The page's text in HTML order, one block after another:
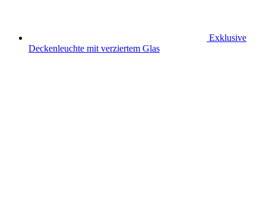
Exklusive
Deckenleuchte mit verziertem Glas